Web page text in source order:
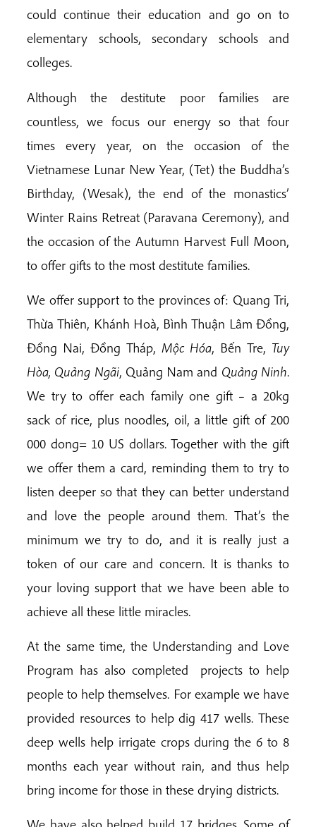
could continue their education and go on to
elementary schools, secondary schools and
colleges.
Although the destitute poor families are
countless, we focus our energy so that four
times every year, on the occasion of the
Vietnamese Lunar New Year, (Tet) the Buddha’s
Birthday, (Wesak), the end of the monastics’
Winter Rains Retreat (Paravana Ceremony), and
the occasion of the Autumn Harvest Full Moon,
to offer gifts to the most destitute families.
We offer support to the provinces of: Quang Tri,
Thừa Thiên, Khánh Hoà, Bình Thuận Lâm Đồng,
Đồng Nai, Đồng Tháp, Mộc Hóa, Bến Tre, Tuy
Hòa, Quảng Ngãi, Quảng Nam and Quảng Ninh.
We try to offer each family one gift – a 20kg
sack of rice, plus noodles, oil, a little gift of 200
000 dong= 10 US dollars. Together with the gift
we offer them a card, reminding them to try to
listen deeper so that they can better understand
and love the people around them. That’s the
minimum we try to do, and it is really just a
token of our care and concern. It is thanks to
your loving support that we have been able to
achieve all these little miracles.
At the same time, the Understanding and Love
Program has also completed projects to help
people to help themselves. For example we have
provided resources to help dig 417 wells. These
deep wells help irrigate crops during the 6 to 8
months each year without rain, and thus help
bring income for those in these drying districts.